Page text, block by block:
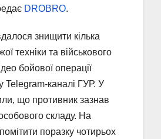
DROBRO.
знищити кілька
техніки та військового
бойової операції
Telegram-каналі ГУР. У
що противник зазнав
складу. На
поразку чотирьох